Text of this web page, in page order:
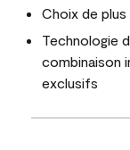
Choix de
Technologie
combinaison
exclusifs